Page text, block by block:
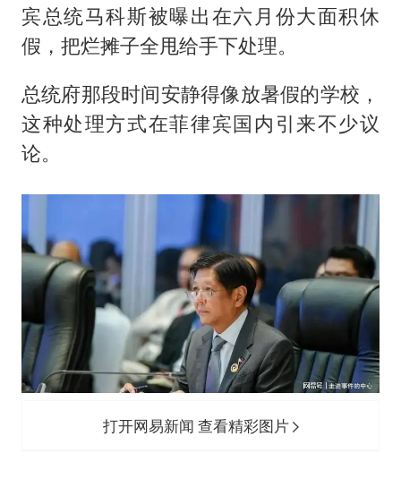
宾总统马科斯被曝出在六月份大面积休
假，把烂摊子全甩给手下处理。
总统府那段时间安静得像放暑假的学校，
这种处理方式在菲律宾国内引来不少议
论。
打开网易新闻 查看精彩图片